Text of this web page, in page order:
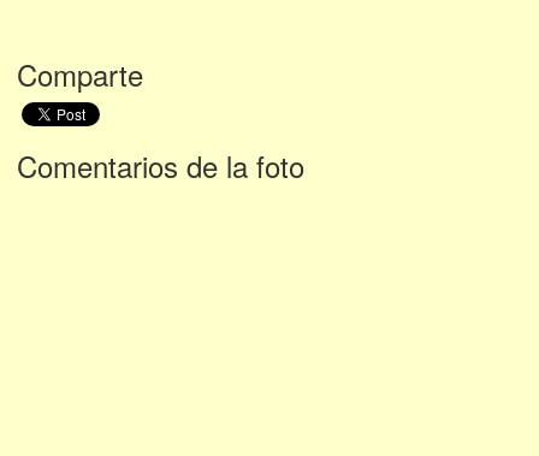
Comparte
Comentarios de la foto